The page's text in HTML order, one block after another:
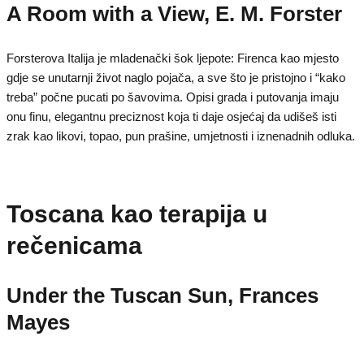
A Room with a View, E. M. Forster
Forsterova Italija je mladenački šok ljepote: Firenca kao mjesto
gdje se unutarnji život naglo pojača, a sve što je pristojno i “kako
treba” počne pucati po šavovima. Opisi grada i putovanja imaju
onu finu, elegantnu preciznost koja ti daje osjećaj da udišeš isti
zrak kao likovi, topao, pun prašine, umjetnosti i iznenadnih odluka.
Toscana kao terapija u
rečenicama
Under the Tuscan Sun, Frances
Mayes